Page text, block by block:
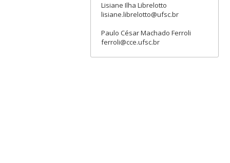
Lisiane Ilha Librelotto
lisiane.librelotto@ufsc.br
Paulo César Machado Ferroli
ferroli@cce.ufsc.br